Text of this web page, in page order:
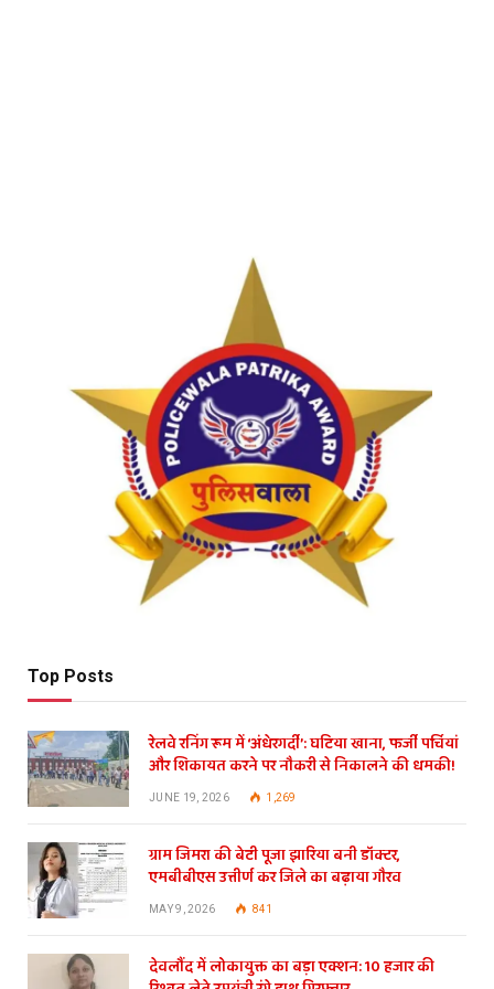
Top Posts
रेलवे रनिंग रूम में ‘अंधेरगर्दी’: घटिया खाना, फर्जी पर्चियां
और शिकायत करने पर नौकरी से निकालने की धमकी!
JUNE 19, 2026 1,269
ग्राम जिमरा की बेटी पूजा झारिया बनी डॉक्टर,
एमबीबीएस उत्तीर्ण कर जिले का बढ़ाया गौरव
MAY 9, 2026 841
देवलौंद में लोकायुक्त का बड़ा एक्शन: 10 हजार की